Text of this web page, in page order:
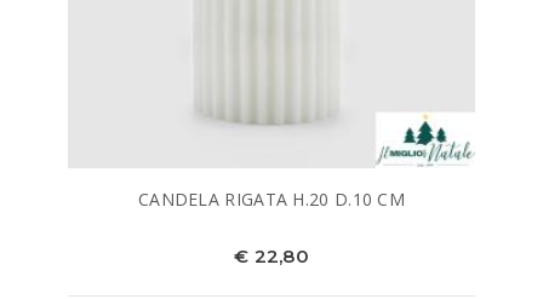
CANDELA RIGATA H.20 D.10 CM
€ 22,80